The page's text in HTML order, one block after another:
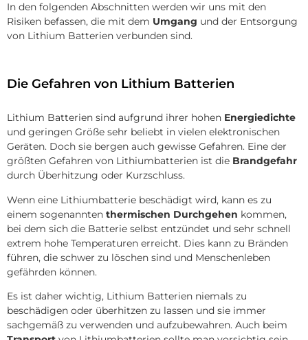
In den folgenden Abschnitten werden wir uns mit den
Risiken befassen, die mit dem Umgang und der Entsorgung
von Lithium Batterien verbunden sind.
Die Gefahren von Lithium Batterien
Lithium Batterien sind aufgrund ihrer hohen Energiedichte
und geringen Größe sehr beliebt in vielen elektronischen
Geräten. Doch sie bergen auch gewisse Gefahren. Eine der
größten Gefahren von Lithiumbatterien ist die Brandgefahr
durch Überhitzung oder Kurzschluss.
Wenn eine Lithiumbatterie beschädigt wird, kann es zu
einem sogenannten thermischen Durchgehen kommen,
bei dem sich die Batterie selbst entzündet und sehr schnell
extrem hohe Temperaturen erreicht. Dies kann zu Bränden
führen, die schwer zu löschen sind und Menschenleben
gefährden können.
Es ist daher wichtig, Lithium Batterien niemals zu
beschädigen oder überhitzen zu lassen und sie immer
sachgemäß zu verwenden und aufzubewahren. Auch beim